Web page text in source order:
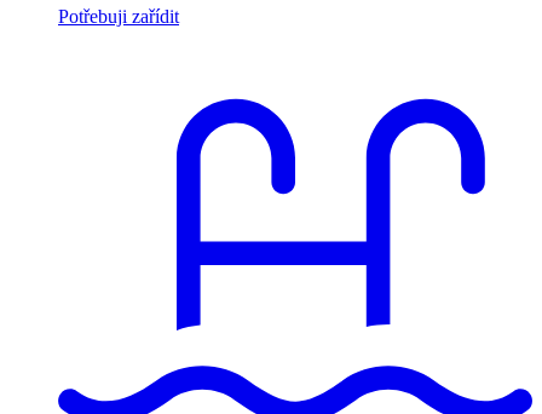
Potřebuji zařídit